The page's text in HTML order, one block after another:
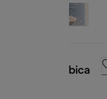
70 % Arabica